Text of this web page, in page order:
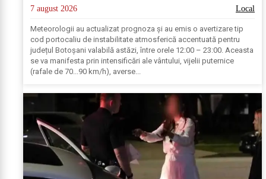
7 august 2026 Local
Meteorologii au actualizat prognoza și au emis o avertizare tip
cod portocaliu de instabilitate atmosferică accentuată pentru
județul Botoșani valabilă astăzi, între orele 12:00 – 23:00. Aceasta
se va manifesta prin intensificări ale vântului, vijelii puternice
(rafale de 70...90 km/h), averse...